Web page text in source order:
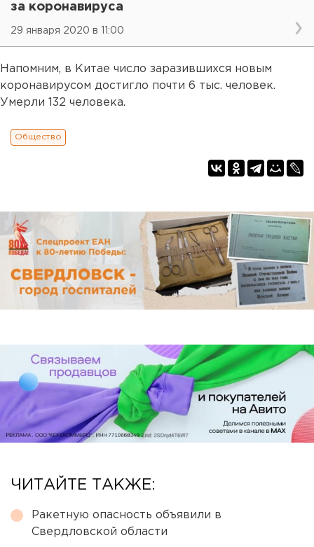
за коронавируса
29 января 2020 в 11:00
Напомним, в Китае число заразившихся новым
коронавирусом достигло почти 6 тыс. человек.
Умерли 132 человека.
Общество
ЧИТАЙТЕ ТАКЖЕ:
Ракетную опасность объявили в
Свердловской области